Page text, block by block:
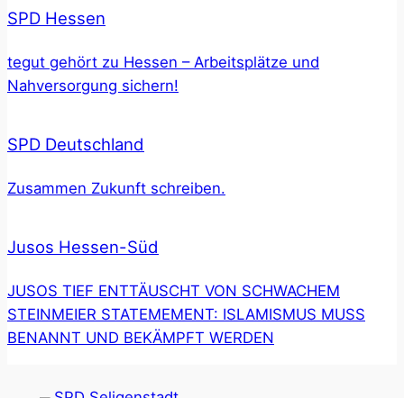
SPD Hessen
tegut gehört zu Hessen – Arbeitsplätze und
Nahversorgung sichern!
SPD Deutschland
Zusammen Zukunft schreiben.
Jusos Hessen-Süd
JUSOS TIEF ENTTÄUSCHT VON SCHWACHEM
STEINMEIER STATEMEMENT: ISLAMISMUS MUSS
BENANNT UND BEKÄMPFT WERDEN